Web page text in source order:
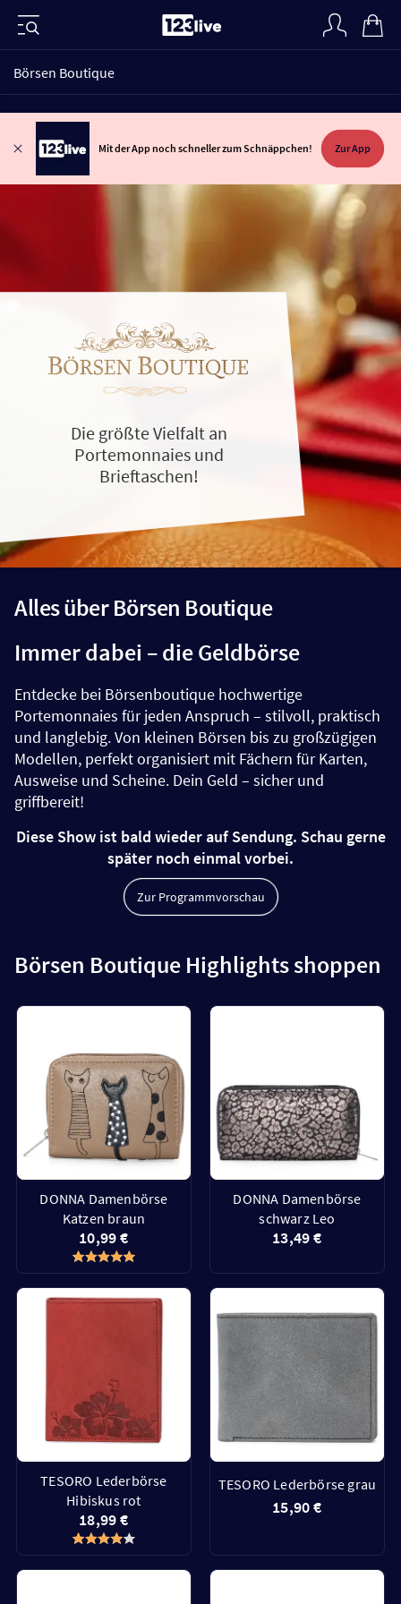
Börsen Boutique
Mit der App noch schneller zum Schnäppchen! Zur App
Die größte Vielfalt an
Portemonnaies und
Brieftaschen!
Alles über Börsen Boutique
Immer dabei – die Geldbörse
Entdecke bei Börsenboutique hochwertige
Portemonnaies für jeden Anspruch – stilvoll, praktisch
und langlebig. Von kleinen Börsen bis zu großzügigen
Modellen, perfekt organisiert mit Fächern für Karten,
Ausweise und Scheine. Dein Geld – sicher und
griffbereit!
Diese Show ist bald wieder auf Sendung. Schau gerne
später noch einmal vorbei.
Zur Programmvorschau
Börsen Boutique Highlights shoppen
DONNA Damenbörse
Katzen braun
10,99 €
DONNA Damenbörse
schwarz Leo
13,49 €
TESORO Lederbörse
Hibiskus rot
18,99 €
TESORO Lederbörse grau
15,90 €